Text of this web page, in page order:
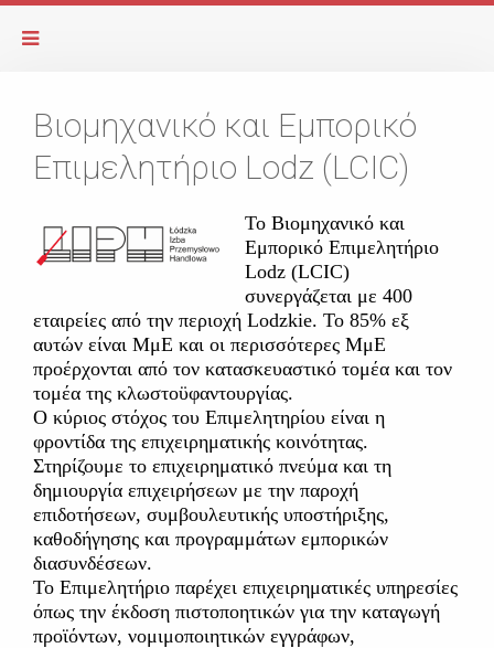
Βιομηχανικό και Εμπορικό
Επιμελητήριο Lodz (LCIC)
Το Βιομηχανικό και
Εμπορικό Επιμελητήριο
Lodz (LCIC)
συνεργάζεται με 400
εταιρείες από την περιοχή Lodzkie. To 85% εξ
αυτών είναι ΜμΕ και οι περισσότερες ΜμΕ
προέρχονται από τον κατασκευαστικό τομέα και τον
τομέα της κλωστοϋφαντουργίας.
Ο κύριος στόχος του Επιμελητηρίου είναι η
φροντίδα της επιχειρηματικής κοινότητας.
Στηρίζουμε το επιχειρηματικό πνεύμα και τη
δημιουργία επιχειρήσεων με την παροχή
επιδοτήσεων, συμβουλευτικής υποστήριξης,
καθοδήγησης και προγραμμάτων εμπορικών
διασυνδέσεων.
Το Επιμελητήριο παρέχει επιχειρηματικές υπηρεσίες
όπως την έκδοση πιστοποητικών για την καταγωγή
προϊόντων, νομιμοποιητικών εγγράφων,